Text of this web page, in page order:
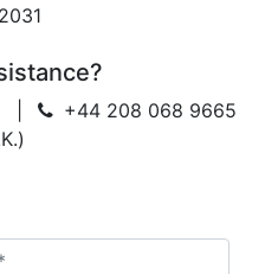
+44 208 068 9665